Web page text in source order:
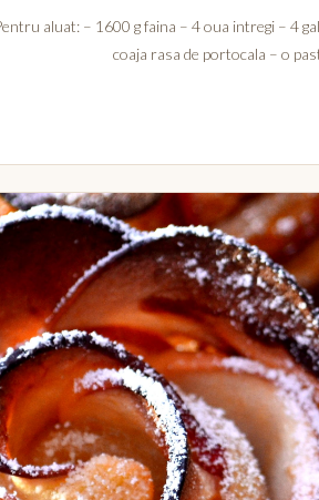
aluat: – 1600 g faina – 4 oua intregi – 4
coaja rasa de portocala – o